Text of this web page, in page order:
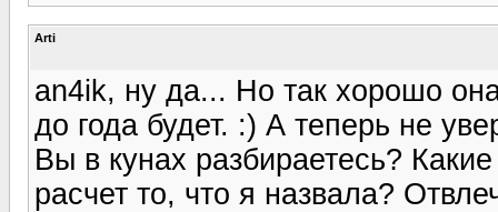
Arti
an4ik, ну да... Но так хорошо
до года будет. :) А теперь не
Вы в кунах разбираетесь?
расчет то, что я назвала?